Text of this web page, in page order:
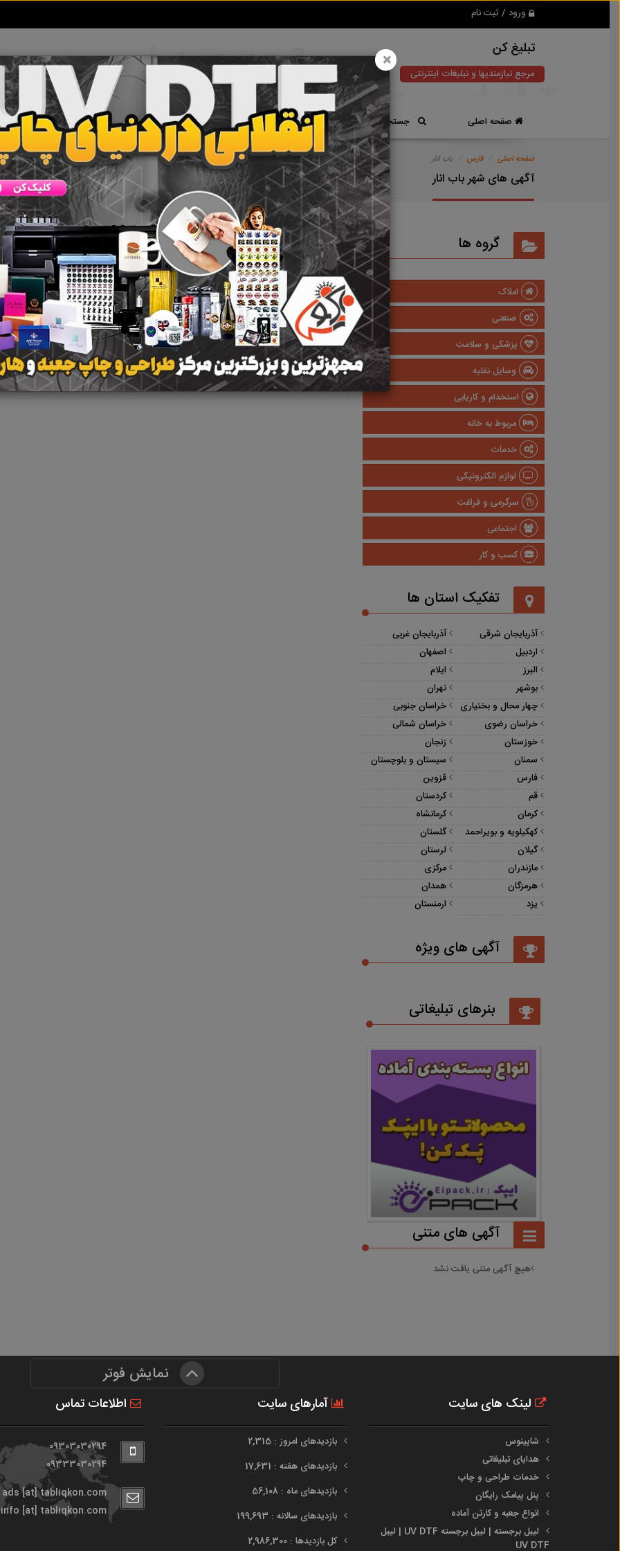
ورود / ثبت نام
تبلیغ کن
مرجع نیازمندیها و تبلیغات اینترنتی
صفحه اصلی جستجوی سریع تعرفه آگهی ها خبرهای سایت تماس با ما
صفحه اصلی فارس باب انار
آگهی های شهر باب انار
نتیجه ای
گروه ها
املاک
صنعتی
پزشکی و سلامت
وسایل نقلیه
استخدام و کاریابی
مربوط به خانه
خدمات
لوازم الکترونیکی
سرگرمی و فراغت
اجتماعی
کسب و کار
تفکیک استان ها
آذربایجان شرقی
آذربایجان غربی
اردبیل
اصفهان
البرز
ایلام
بوشهر
تهران
چهار محال و بختیاری
خراسان جنوبی
خراسان رضوی
خراسان شمالی
خوزستان
زنجان
سمنان
سیستان و بلوچستان
فارس
قزوین
قم
کردستان
کرمان
کرمانشاه
کهکیلویه و بویراحمد
گلستان
گیلان
لرستان
مازندران
مرکزی
هرمزگان
همدان
یزد
ارمنستان
آگهی های ویژه
بنرهای تبلیغاتی
آگهی های متنی
هیچ آگهی متنی یافت نشد
نمایش فوتر
لینک های سایت
شاپینوس
هدایای تبلیغاتی
خدمات طراحی و چاپ
پنل پیامک رایگان
انواع جعبه و کارتن آماده
لیبل برجسته | لیبل برجسته UV DTF | لیبل
UV DTF
آمارهای سایت
بازدیدهای امروز : 2,315
بازدیدهای هفته : 17,631
بازدیدهای ماه : 56,108
بازدیدهای سالانه : 199,693
کل بازدیدها : 2,986,300
اطلاعات تماس
09303030294
09333030294
ads [at] tabliqkon.com
info [at] tabliqkon.com
×